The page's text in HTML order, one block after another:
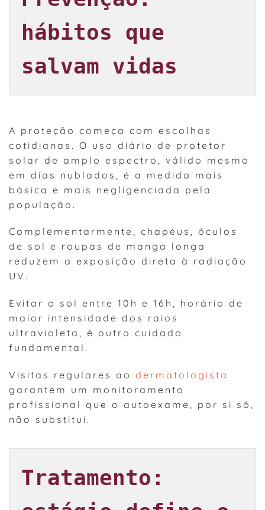
hábitos que
salvam vidas
A proteção começa com escolhas
cotidianas. O uso diário de protetor
solar de amplo espectro, válido mesmo
em dias nublados, é a medida mais
básica e mais negligenciada pela
população.
Complementarmente, chapéus, óculos
de sol e roupas de manga longa
reduzem a exposição direta à radiação
UV.
Evitar o sol entre 10h e 16h, horário de
maior intensidade dos raios
ultravioleta, é outro cuidado
fundamental.
Visitas regulares ao dermatologista
garantem um monitoramento
profissional que o autoexame, por si só,
não substitui.
Tratamento: